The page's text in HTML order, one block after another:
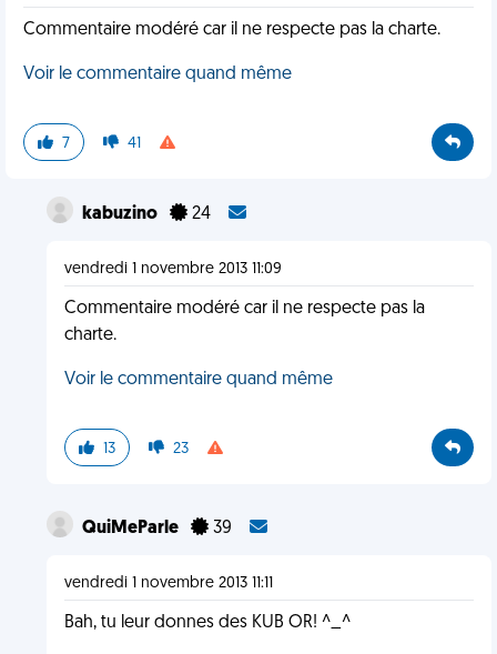
Commentaire modéré car il ne respecte pas la charte.
Voir le commentaire quand même
7 41
kabuzino 24
vendredi 1 novembre 2013 11:09
Commentaire modéré car il ne respecte pas la
charte.
Voir le commentaire quand même
13 23
QuiMeParle 39
vendredi 1 novembre 2013 11:11
Bah, tu leur donnes des KUB OR! ^_^